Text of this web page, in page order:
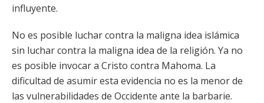
influyente.
No es posible luchar contra la maligna idea islámica
sin luchar contra la maligna idea de la religión. Ya no
es posible invocar a Cristo contra Mahoma. La
dificultad de asumir esta evidencia no es la menor de
las vulnerabilidades de Occidente ante la barbarie.